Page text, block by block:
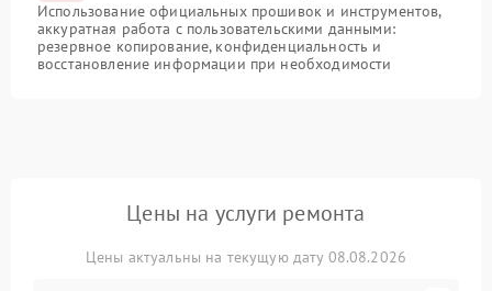
Использование официальных прошивок и инструментов,
аккуратная работа с пользовательскими данными:
резервное копирование, конфиденциальность и
восстановление информации при необходимости
Цены на услуги ремонта
Цены актуальны на текущую дату 08.08.2026